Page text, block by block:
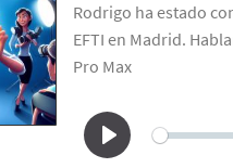
Rodrigo ha estado
EFTI en Madrid.
Pro Max